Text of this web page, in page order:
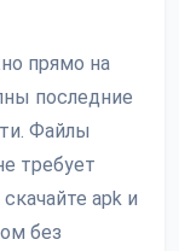
прямо на
последние
Файлы
требует
apk и
без